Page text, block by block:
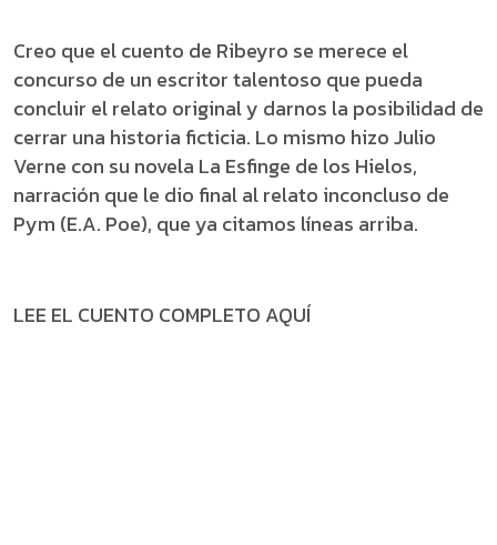
Creo que el cuento de Ribeyro se merece el
concurso de un escritor talentoso que pueda
concluir el relato original y darnos la posibilidad de
cerrar una historia ficticia. Lo mismo hizo Julio
Verne con su novela La Esfinge de los Hielos,
narración que le dio final al relato inconcluso de
Pym (E.A. Poe), que ya citamos líneas arriba.
LEE EL CUENTO COMPLETO AQUÍ